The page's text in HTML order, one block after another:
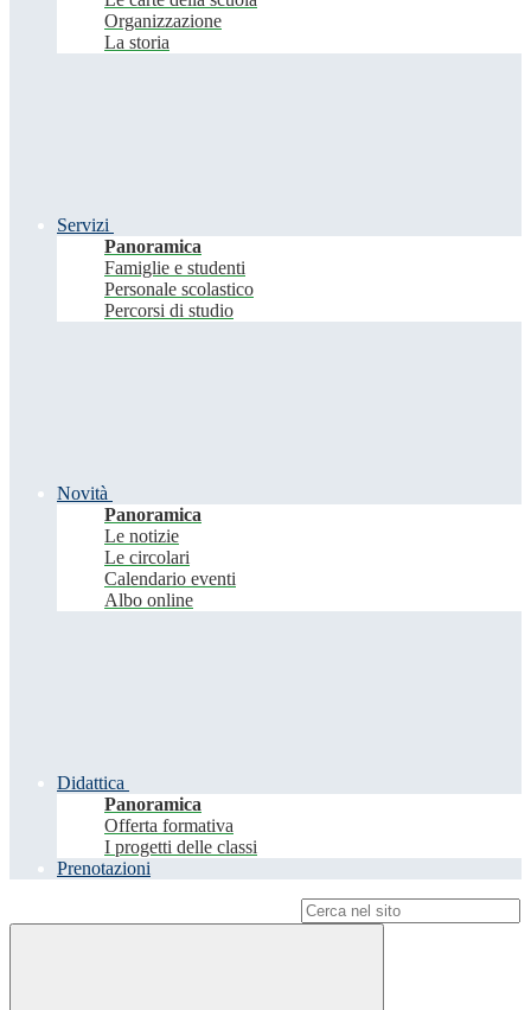
Organizzazione
La storia
Servizi
Panoramica
Famiglie e studenti
Personale scolastico
Percorsi di studio
Novità
Panoramica
Le notizie
Le circolari
Calendario eventi
Albo online
Didattica
Panoramica
Offerta formativa
I progetti delle classi
Prenotazioni